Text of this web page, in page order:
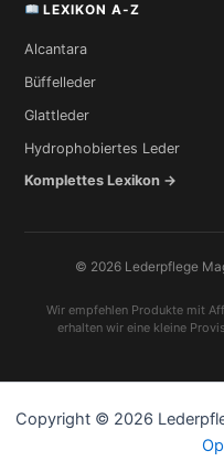
LEXIKON A-Z
Alcantara
Büffelleder
Glattleder
Hydrophobiertes Leder
Komplettes Lexikon →
© 2026 Lederpflege
Wir empfehlen Produkte mit
erhalten wir eine kleine
Copyright © 2026